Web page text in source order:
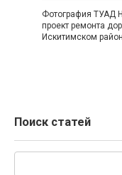
Фотография ТУАД
проект ремонта
Искитимском
Поиск статей